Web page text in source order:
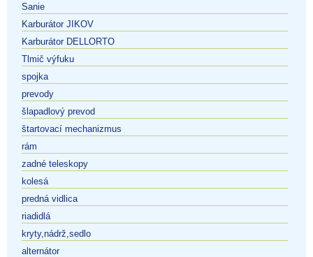
Sanie
Karburátor JIKOV
Karburátor DELLORTO
Tlmič výfuku
spojka
prevody
šlapadlový prevod
štartovací mechanizmus
rám
zadné teleskopy
kolesá
predná vidlica
riadidlá
kryty,nádrž,sedlo
alternátor